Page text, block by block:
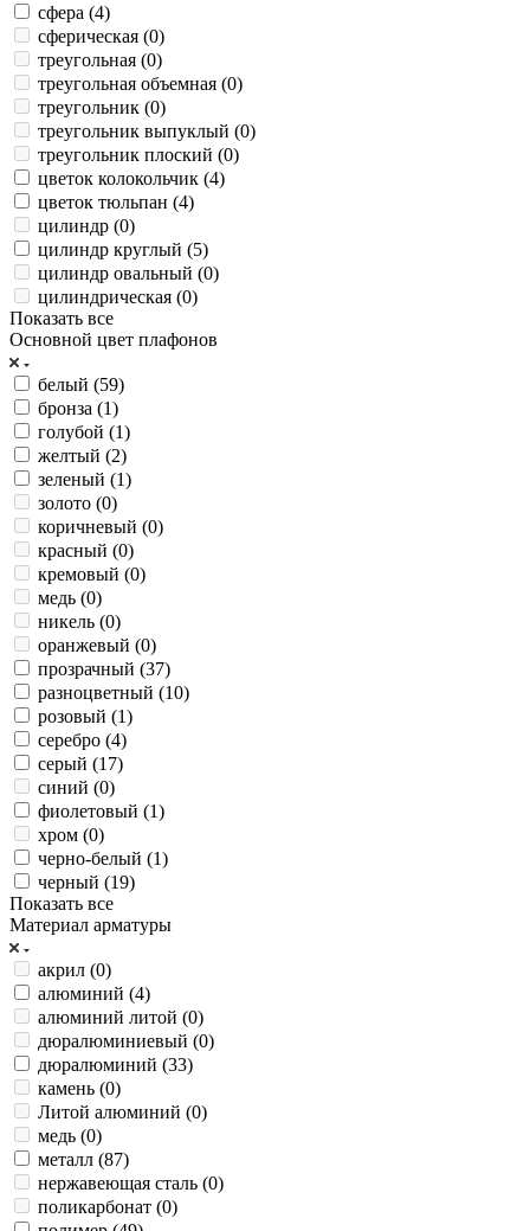
сфера (4)
сферическая (0)
треугольная (0)
треугольная объемная (0)
треугольник (0)
треугольник выпуклый (0)
треугольник плоский (0)
цветок колокольчик (4)
цветок тюльпан (4)
цилиндр (0)
цилиндр круглый (5)
цилиндр овальный (0)
цилиндрическая (0)
Показать все
Основной цвет плафонов
белый (59)
бронза (1)
голубой (1)
желтый (2)
зеленый (1)
золото (0)
коричневый (0)
красный (0)
кремовый (0)
медь (0)
никель (0)
оранжевый (0)
прозрачный (37)
разноцветный (10)
розовый (1)
серебро (4)
серый (17)
синий (0)
фиолетовый (1)
хром (0)
черно-белый (1)
черный (19)
Показать все
Материал арматуры
акрил (0)
алюминий (4)
алюминий литой (0)
дюралюминиевый (0)
дюралюминий (33)
камень (0)
Литой алюминий (0)
медь (0)
металл (87)
нержавеющая сталь (0)
поликарбонат (0)